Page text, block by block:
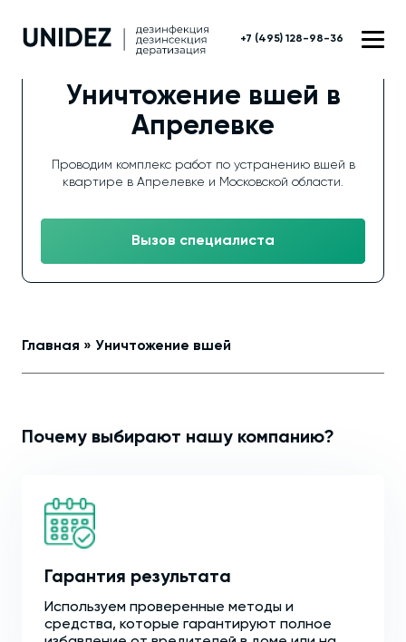
+7 (495) 128-98-36
Уничтожение вшей в
Апрелевке
Проводим комплекс работ по устранению вшей в
квартире в Апрелевке и Московской области.
Вызов специалиста
Главная » Уничтожение вшей
Почему выбирают нашу компанию?
Гарантия результата
Используем проверенные методы и
средства, которые гарантируют полное